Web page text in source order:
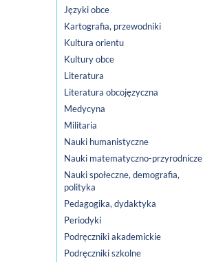
Języki obce
Kartografia, przewodniki
Kultura orientu
Kultury obce
Literatura
Literatura obcojęzyczna
Medycyna
Militaria
Nauki humanistyczne
Nauki matematyczno-przyrodnicze
Nauki społeczne, demografia,
polityka
Pedagogika, dydaktyka
Periodyki
Podręczniki akademickie
Podręczniki szkolne